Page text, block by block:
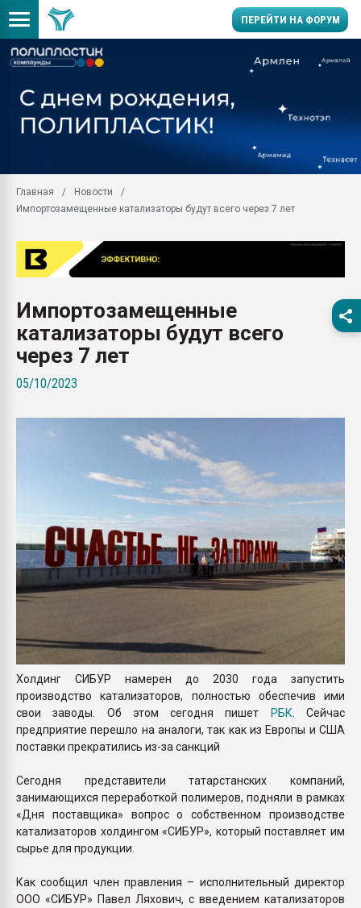
ПЕРЕЙТИ НА ФОРУМ
умельцы изготовили
Продажа готового
производство SPC
29.07.2026 ФРП помог
ближайшее
Подмосковье, Москва
ситуацией на
Главная
Новости
Импортозамещенные катализаторы будут всего через 7 лет
Импортозамещенные
катализаторы будут всего
через 7 лет
05/10/2023
Холдинг СИБУР намерен до 2030 года запустить
производство катализаторов, полностью обеспечив ими
свои заводы. Об этом сегодня пишет РБК . Сейчас
предприятие перешло на аналоги, так как из Европы и США
поставки прекратились из-за санкций
Сегодня представители татарстанских компаний,
занимающихся переработкой полимеров, подняли в рамках
«Дня поставщика» вопрос о собственном производстве
катализаторов холдингом «СИБУР», который поставляет им
сырье для продукции.
Как сообщил член правления – исполнительный директор
ООО «СИБУР» Павел Ляхович, с введением катализаторов